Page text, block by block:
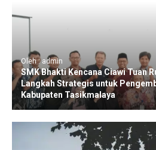
Oleh : admin
SMK Bhakti Kencana Ciawi Tuan
Langkah Strategis untuk
Kabupaten Tasikmalaya